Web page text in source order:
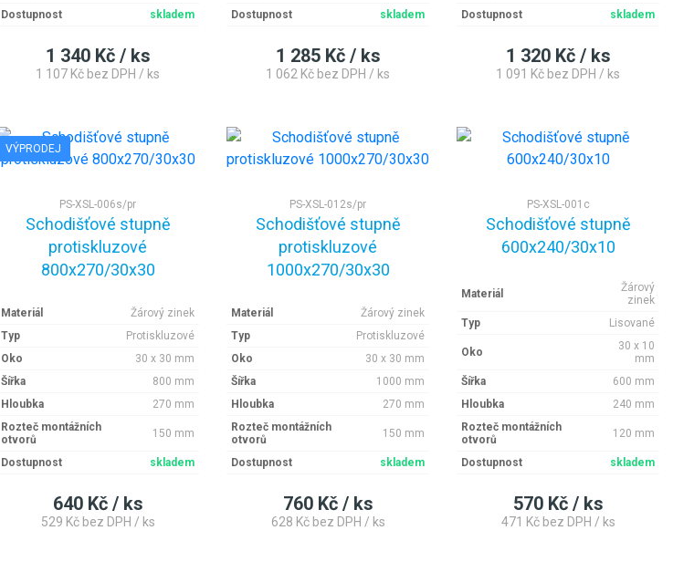
Dostupnost skladem
1 340 Kč / ks
1 107 Kč bez DPH / ks
Dostupnost skladem
1 285 Kč / ks
1 062 Kč bez DPH / ks
Dostupnost skladem
1 320 Kč / ks
1 091 Kč bez DPH / ks
VÝPRODEJ
PS-XSL-006s/pr
Schodišťové stupně
protiskluzové
800x270/30x30
Materiál
Žárový zinek
Typ
Protiskluzové
Oko
30 x 30 mm
Šířka
800 mm
Hloubka
270 mm
Rozteč montážních
otvorů
150 mm
Dostupnost skladem
640 Kč / ks
529 Kč bez DPH / ks
PS-XSL-012s/pr
Schodišťové stupně
protiskluzové
1000x270/30x30
Materiál
Žárový zinek
Typ
Protiskluzové
Oko
30 x 30 mm
Šířka
1000 mm
Hloubka
270 mm
Rozteč montážních
otvorů
150 mm
Dostupnost skladem
760 Kč / ks
628 Kč bez DPH / ks
PS-XSL-001c
Schodišťové stupně
600x240/30x10
Materiál
Žárový
zinek
Typ
Lisované
Oko
30 x 10
mm
Šířka
600 mm
Hloubka
240 mm
Rozteč montážních
otvorů
120 mm
Dostupnost skladem
570 Kč / ks
471 Kč bez DPH / ks